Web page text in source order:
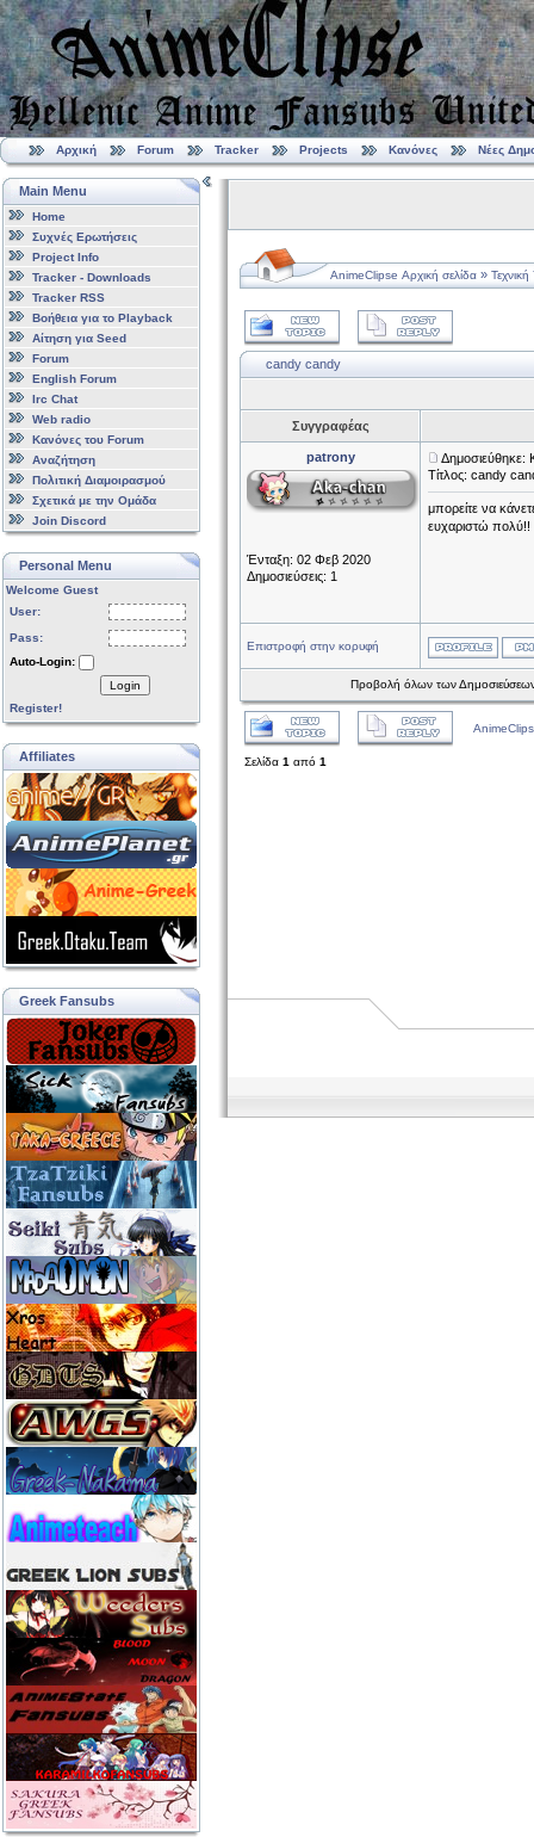
Αρχική Forum Tracker Projects Κανόνες Νέες
Main Menu
Home
Συχνές Ερωτήσεις
Project Info
Tracker - Downloads
Tracker RSS
Βοήθεια για το Playback
Αίτηση για Seed
Forum
English Forum
Irc Chat
Web radio
Κανόνες του Forum
Αναζήτηση
Πολιτική Διαμοιρασμού
Σχετικά με την Ομάδα
Join Discord
Personal Menu
Welcome Guest
User:
Pass:
Auto-Login:
Login
Register!
Affiliates
Greek Fansubs
AnimeClipse Αρχική σελίδα »
candy candy
Συγγραφέας
patrony
Ένταξη: 02 Φεβ 2020
Δημοσιεύσεις: 1
Δημοσιεύθηκε:
Τίτλος: candy
μπορείτε να
ευχαριστώ πολύ!!
Επιστροφή στην κορυφή
Προβολή όλων των
Σελίδα 1 από 1